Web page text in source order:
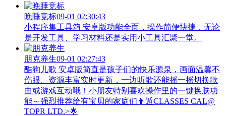
晚睡竞标09-01 02:30:43
小程序集工具箱 安卓版功能全面，操作简便快捷，无论
是开发工具、学习材料还是实用小工具汇聚一堂。
朋克养生09-01 02:27:43
酷狗儿歌 安卓版简直是孩子们的快乐源泉，画面温馨不
伤眼、资源丰富实时更新，一边听歌还能摇一摇切换歌
曲或游戏互动哦！小朋友特别喜欢操作里的一键换肤功
能～强烈推荐给有宝贝的家庭们👨‍遁️CLASSES CAL@
TOPR LTD.>🌟